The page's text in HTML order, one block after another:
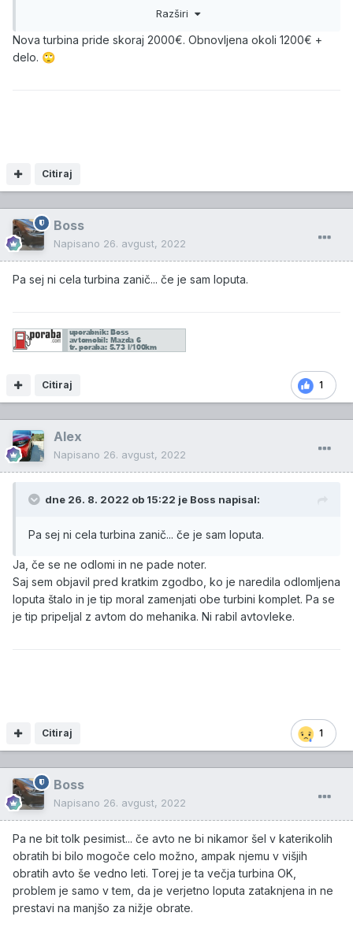
Razširi
Nova turbina pride skoraj 2000€. Obnovljena okoli 1200€ +
delo. 🙄
Citiraj
Boss
Napisano 26. avgust, 2022
Pa sej ni cela turbina zanič... če je sam loputa.
1
Citiraj
Alex
Napisano 26. avgust, 2022
dne 26. 8. 2022 ob 15:22 je Boss napisal:
Pa sej ni cela turbina zanič... če je sam loputa.
Ja, če se ne odlomi in ne pade noter.
Saj sem objavil pred kratkim zgodbo, ko je naredila odlomljena
loputa štalo in je tip moral zamenjati obe turbini komplet. Pa se
je tip pripeljal z avtom do mehanika. Ni rabil avtovleke.
1
Citiraj
Boss
Napisano 26. avgust, 2022
Pa ne bit tolk pesimist... če avto ne bi nikamor šel v katerikolih
obratih bi bilo mogoče celo možno, ampak njemu v višjih
obratih avto še vedno leti. Torej je ta večja turbina OK,
problem je samo v tem, da je verjetno loputa zataknjena in ne
prestavi na manjšo za nižje obrate.